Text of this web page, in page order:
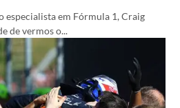
especialista em Fórmula 1, Craig
de vermos o...